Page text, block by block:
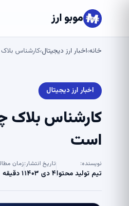
موبو ارز
خانه›اخبار ارز دیجیتال›کارشناس
اخبار ارز دیجیتال
کارشناس بلاک
است
نویسنده:
تیم تولید محتوا
تاریخ انتشار:
۴ دی ۱۴۰۳
زمان
۱ دقیقه